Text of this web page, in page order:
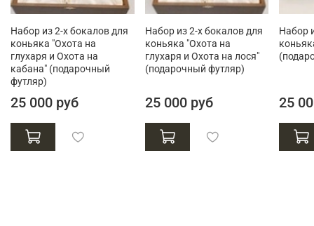
Набор из 2-х бокалов для
коньяка "Охота на
глухаря и Охота на
кабана" (подарочный
футляр)
25 000 руб
Набор из 2-х бокалов для
коньяка "Охота на
глухаря и Охота на лося"
(подарочный футляр)
25 000 руб
Набор
25